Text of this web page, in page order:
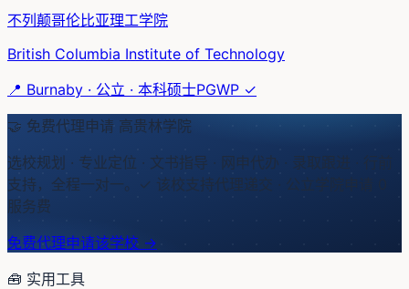
不列颠哥伦比亚理工学院
British Columbia Institute of Technology
📍 Burnaby · 公立 · 本科硕士PGWP ✓
🤝 免费代理申请 高贵林学院
选校规划 · 专业定位 · 文书指导 · 网申代办 · 录取跟进 · 行前
支持，全程一对一。 ✓ 该校支持代理递交 · 公立学院申请 0
服务费
免费代理申请该学校 →
🧰 实用工具